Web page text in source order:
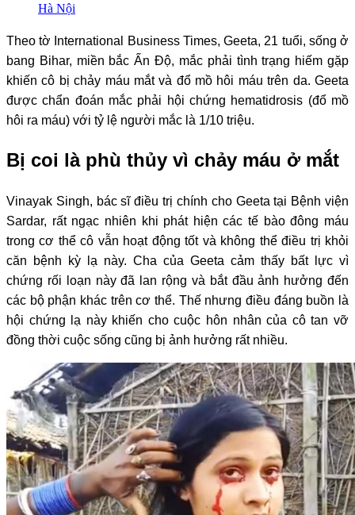
Hà Nội
Theo tờ International Business Times, Geeta, 21 tuổi, sống ở
bang Bihar, miền bắc Ấn Độ, mắc phải tình trạng hiếm gặp
khiến cô bị chảy máu mắt và đổ mồ hôi máu trên da. Geeta
được chẩn đoán mắc phải hội chứng hematidrosis (đổ mồ
hôi ra máu) với tỷ lệ người mắc là 1/10 triệu.
Bị coi là phù thủy vì chảy máu ở mắt
Vinayak Singh, bác sĩ điều trị chính cho Geeta tại Bệnh viện
Sardar, rất ngạc nhiên khi phát hiện các tế bào đông máu
trong cơ thể cô vẫn hoạt động tốt và không thể điều trị khỏi
căn bệnh kỳ lạ này. Cha của Geeta cảm thấy bất lực vì
chứng rối loạn này đã lan rộng và bắt đầu ảnh hưởng đến
các bộ phận khác trên cơ thể. Thế nhưng điều đáng buồn là
hội chứng lạ này khiến cho cuộc hôn nhân của cô tan vỡ
đồng thời cuộc sống cũng bị ảnh hưởng rất nhiều.